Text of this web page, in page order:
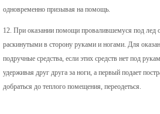
одновременно призывая на помощь.
12. При оказании помощи провалившемуся под лед
раскинутыми в сторону руками и ногами. Для
подручные средства, если этих средств нет под
удерживая друг друга за ноги, а первый подает
добраться до теплого помещения, переодеться.